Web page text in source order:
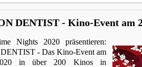
DENTIST - Kino-Event am
Nights 2020 präsentieren:
- Das Kino-Event am
in über 200 Kinos in